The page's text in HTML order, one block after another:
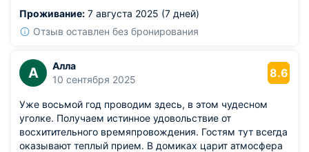
Из недостатков: вечером на улице мало освещения для
прогулок.
Проживание: 7 августа 2025 (7 дней)
Отзыв оставлен без бронирования
А
Алла
10 сентября 2025
8.6
Уже восьмой год проводим здесь, в этом чудесном
уголке. Получаем истинное удовольствие от
восхитительного времяпровождения. Гостям тут всегда
оказывают теплый прием. В домиках царит атмосфера